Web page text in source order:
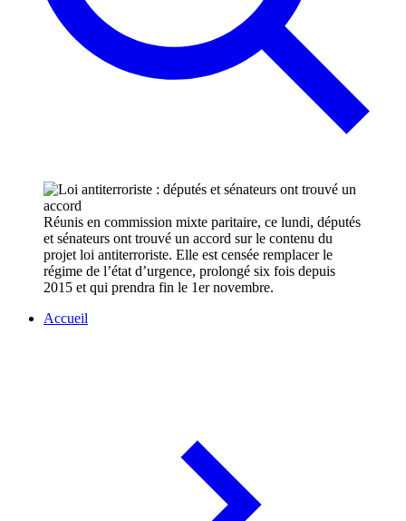
Réunis en commission mixte paritaire, ce lundi, députés
et sénateurs ont trouvé un accord sur le contenu du
projet loi antiterroriste. Elle est censée remplacer le
régime de l’état d’urgence, prolongé six fois depuis
2015 et qui prendra fin le 1er novembre.
Accueil